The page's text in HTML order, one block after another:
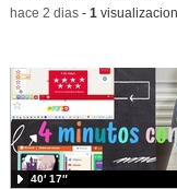
-hace 2 dias- 1
40′ 17″